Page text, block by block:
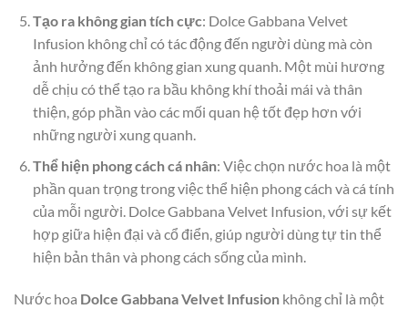
Tạo ra không gian tích cực: Dolce Gabbana Velvet
Infusion không chỉ có tác động đến người dùng mà còn
ảnh hưởng đến không gian xung quanh. Một mùi hương
dễ chịu có thể tạo ra bầu không khí thoải mái và thân
thiện, góp phần vào các mối quan hệ tốt đẹp hơn với
những người xung quanh.
Thể hiện phong cách cá nhân: Việc chọn nước hoa là một
phần quan trọng trong việc thể hiện phong cách và cá tính
của mỗi người. Dolce Gabbana Velvet Infusion, với sự kết
hợp giữa hiện đại và cổ điển, giúp người dùng tự tin thể
hiện bản thân và phong cách sống của mình.
Nước hoa Dolce Gabbana Velvet Infusion không chỉ là một